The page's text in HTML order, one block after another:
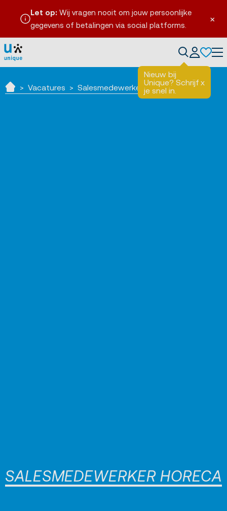
×
Let op: Wij vragen nooit om jouw persoonlijke
gegevens of betalingen via social platforms.
Nieuw bij
Unique? Schrijf
je snel in.
x
Vacatures Salesmedewerker Horeca
SALESMEDEWERKER HORECA